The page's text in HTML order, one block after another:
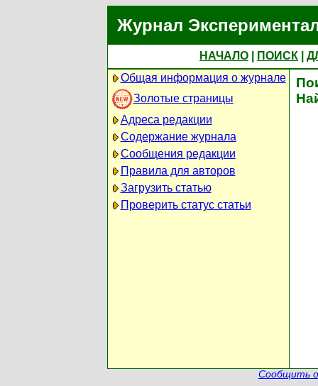
Журнал
НАЧАЛО ПОИСК
Общая информация о журнале
Золотые страницы
Адреса редакции
Содержание журнала
Сообщения редакции
Правила для авторов
Загрузить статью
Проверить статус статьи
Сообщить о